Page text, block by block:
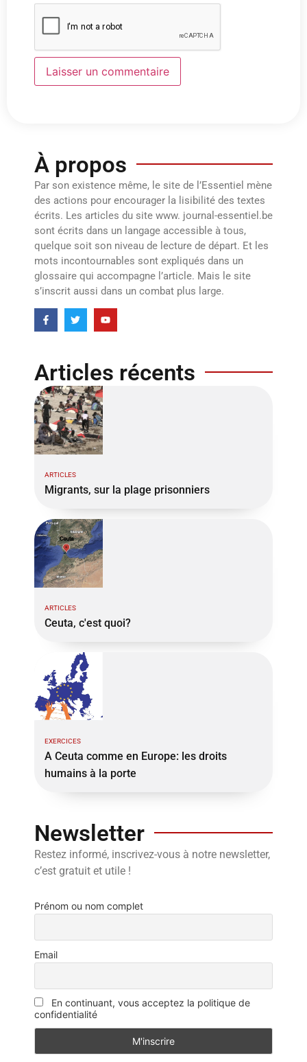
À propos
Par son existence même, le site de l’Essentiel mène
des actions pour encourager la lisibilité des textes
écrits. Les articles du site www. journal-essentiel.be
sont écrits dans un langage accessible à tous,
quelque soit son niveau de lecture de départ. Et les
mots incontournables sont expliqués dans un
glossaire qui accompagne l’article. Mais le site
s’inscrit aussi dans un combat plus large.
Articles récents
ARTICLES
Migrants, sur la plage prisonniers
ARTICLES
Ceuta, c'est quoi?
EXERCICES
A Ceuta comme en Europe: les droits
humains à la porte
Newsletter
Restez informé, inscrivez-vous à notre newsletter,
c’est gratuit et utile !
Prénom ou nom complet
Email
En continuant, vous acceptez la politique de
confidentialité